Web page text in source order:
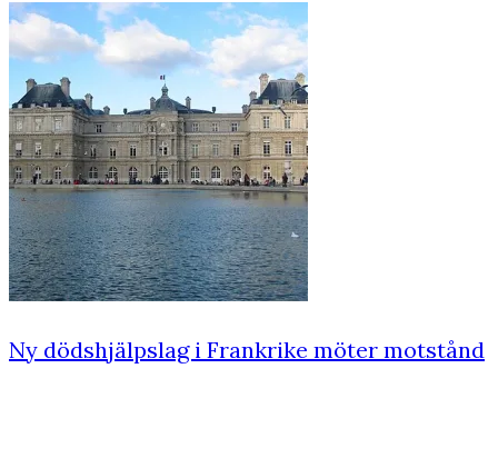
Ny dödshjälpslag i Frankrike möter motstånd